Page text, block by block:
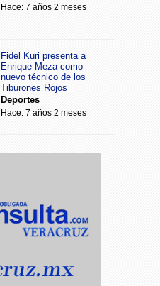
Hace: 7 años 2 meses
Fidel Kuri presenta a
Enrique Meza como
nuevo técnico de los
Tiburones Rojos
Deportes
Hace: 7 años 2 meses